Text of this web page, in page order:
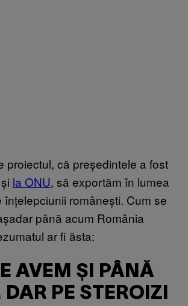
proiectul, că președintele a fost
la ONU, să exportăm în lumea
înțelepciunii românești. Cum se
până acum România
ar fi ăsta:
AVEM ȘI PÂNĂ
PE STEROIZI